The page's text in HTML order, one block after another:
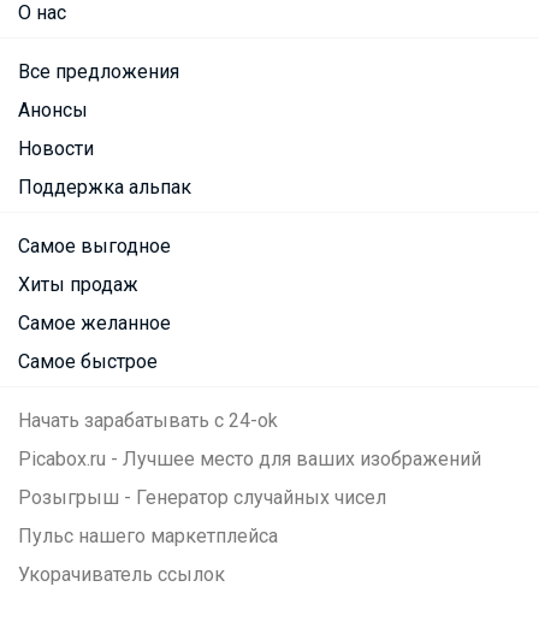
О нас
Все предложения
Анонсы
Новости
Поддержка альпак
Самое выгодное
Хиты продаж
Самое желанное
Самое быстрое
Начать зарабатывать с 24-ok
Picabox.ru - Лучшее место для ваших изображений
Розыгрыш - Генератор случайных чисел
Пульс нашего маркетплейса
Укорачиватель ссылок